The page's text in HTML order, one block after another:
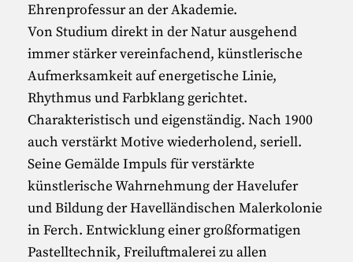
Ehrenprofessur an der Akademie.
Von Studium direkt in der Natur ausgehend
immer stärker vereinfachend, künstlerische
Aufmerksamkeit auf energetische Linie,
Rhythmus und Farbklang gerichtet.
Charakteristisch und eigenständig. Nach 1900
auch verstärkt Motive wiederholend, seriell.
Seine Gemälde Impuls für verstärkte
künstlerische Wahrnehmung der Havelufer
und Bildung der Havelländischen Malerkolonie
in Ferch. Entwicklung einer großformatigen
Pastelltechnik, Freiluftmalerei zu allen